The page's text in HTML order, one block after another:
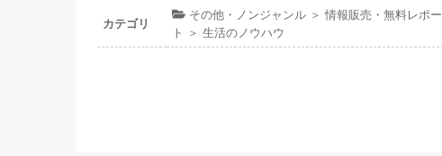
カテゴリ
その他・ノンジャンル ＞ 情報販売・無料レポー
ト ＞ 生活のノウハウ